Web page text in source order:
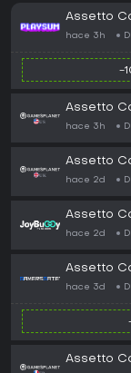
Assetto
hace 3h
-
Assetto
hace 3h
Assetto
hace 2d
Assetto
hace 2d
Assetto
hace 3d
Assetto